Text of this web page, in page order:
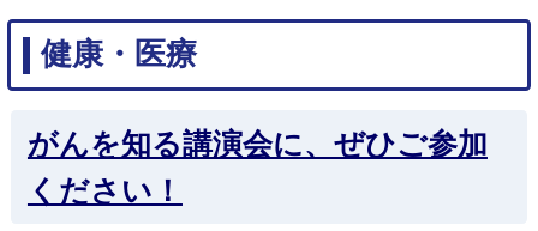
健康・医療
がんを知る講演会に、ぜひご参加
ください！